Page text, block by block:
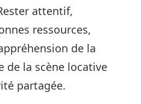
attentif,
ressources,
de la
de la scène locative
partagée.